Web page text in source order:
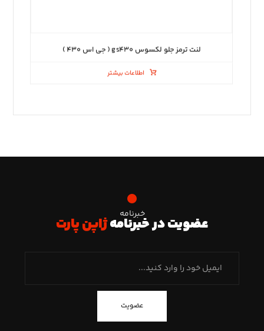
لنت ترمز جلو لکسوس gs۴۳۰ ( جی اس ۴۳۰ )
اطلاعات بیشتر
خبرنامه
عضویت در خبرنامهژاپن پارت
عضویت